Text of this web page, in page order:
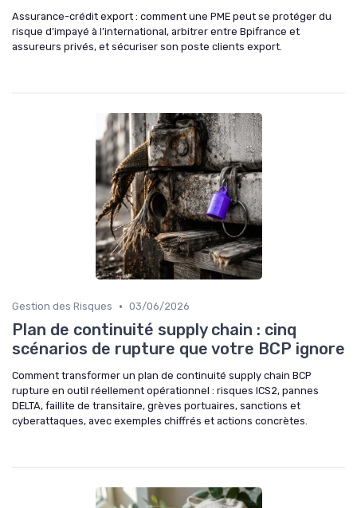
Assurance-crédit export : comment une PME peut se protéger du
risque d’impayé à l’international, arbitrer entre Bpifrance et
assureurs privés, et sécuriser son poste clients export.
Gestion des Risques • 03/06/2026
Plan de continuité supply chain : cinq
scénarios de rupture que votre BCP ignore
Comment transformer un plan de continuité supply chain BCP
rupture en outil réellement opérationnel : risques ICS2, pannes
DELTA, faillite de transitaire, grèves portuaires, sanctions et
cyberattaques, avec exemples chiffrés et actions concrètes.